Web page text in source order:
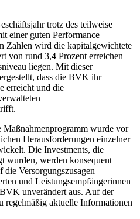
trotz des teilweise
einer guten Performance
Zahlen wird die kapitalgewichtete
von rund 3,4 Prozent erreichen
liegen. Mit dieser
dass die BVK ihr
erreicht und die
wurde vor
Herausforderungen einzelner
Die Investments, die
wurden, werden konsequent
Versorgungszusagen
und Leistungsempfängerinnen
unverändert aus. Auf der
aktuelle Informationen